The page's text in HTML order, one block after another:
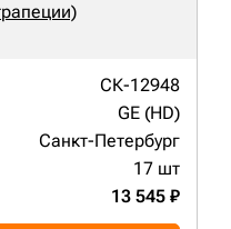
СК-12948
GE (HD)
Санкт-Петербург
17 шт
13 545 ₽